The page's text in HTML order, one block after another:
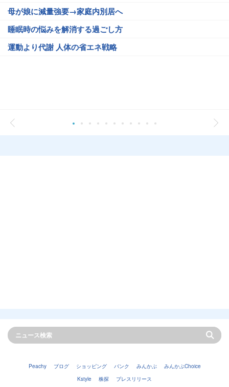
母が娘に減量強要→家庭内別居へ
睡眠時の悩みを解消する過ごし方
運動より代謝 人体の省エネ戦略
Peachy ブログ ショッピング バンク みんかぶ
みんかぶChoice
Kstyle
株探 プレスリリース